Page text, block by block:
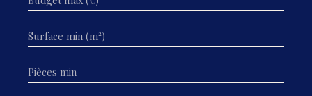
Surface min (m²)
Pièces min